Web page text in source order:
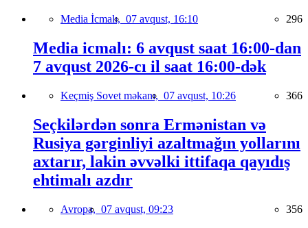
Media İcmalı, 07 avqust, 16:10 296
Media icmalı: 6 avqust saat 16:00-dan
7 avqust 2026-cı il saat 16:00-dək
Keçmiş Sovet məkanı, 07 avqust, 10:26 366
Seçkilərdən sonra Ermənistan və
Rusiya gərginliyi azaltmağın yollarını
axtarır, lakin əvvəlki ittifaqa qayıdış
ehtimalı azdır
Avropa, 07 avqust, 09:23 356